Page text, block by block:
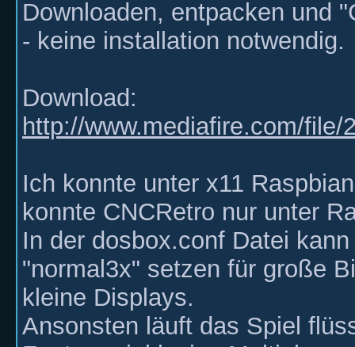
Downloaden, entpacken und
- keine installation notwendig.
Download:
http://www.mediafire.com/
Ich konnte unter x11
konnte CNCRetro nur unter
In der dosbox.conf Datei
"normal3x" setzen für große
kleine Displays.
Ansonsten läuft das Spiel